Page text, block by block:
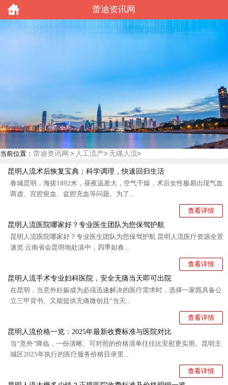
蕾迪资讯网
当前位置： 蕾迪资讯网 > 人工流产> 无痛人流>
昆明人流术后恢复宝典：科学调理，快速回归生活
春城昆明，海拔1892米，昼夜温差大，空气干燥，术后女性极易出现气血
两虚、宫腔瘀血、盆腔充血等问题。为了...
查看详情
昆明人流医院哪家好？专业医生团队为您保驾护航
昆明人流医院哪家好？专业医生团队为您保驾护航 昆明人流医疗资源全景
速览 云南省会昆明地处滇中，四季如春...
查看详情
昆明人流手术专业妇科医院，安全无痛当天即可出院
在昆明，当意外妊娠成为必须迅速解决的医疗需求时，选择一家既具备公
立三甲背书、又能提供无痛微创且“当天...
查看详情
昆明人流价格一览：2025年最新收费标准与医院对比
当“意外”降临，一份清晰、可对照的价格清单往往比安慰更实用。昆明主
城区2025年执行的医疗服务价格目录里...
查看详情